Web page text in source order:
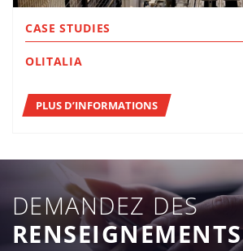
CASE STUDIES
OLITALIA
PLUS D’INFORMATIONS
DEMANDEZ DES
RENSEIGNEMENTS